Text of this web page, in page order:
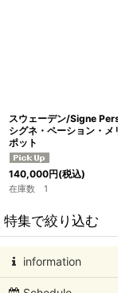
スウェーデン/Signe
シグネ・ペーション・
ポット
140,000円(税込)
在庫数 1
特集で絞り込む
北欧アートコレクショ
information